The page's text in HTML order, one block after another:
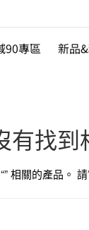
90專區 新品
有找到
” 相關的產品。